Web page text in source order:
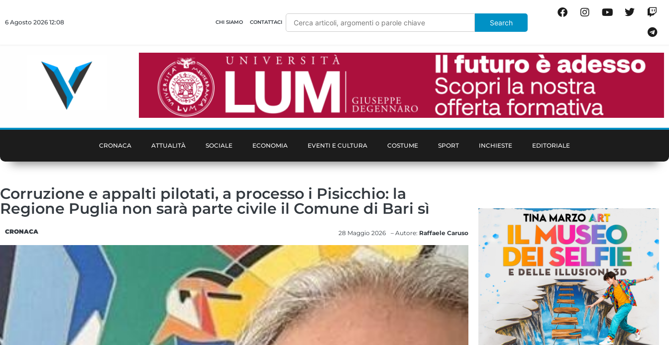
6 Agosto 2026 12:08 CHI SIAMO CONTATTACI
CRONACA ATTUALITÀ SOCIALE ECONOMIA EVENTI E CULTURA COSTUME SPORT INCHIESTE EDITORIALE
Corruzione e appalti pilotati, a processo i Pisicchio: la
Regione Puglia non sarà parte civile il Comune di Bari sì
CRONACA 28 Maggio 2026 – Autore: Raffaele Caruso